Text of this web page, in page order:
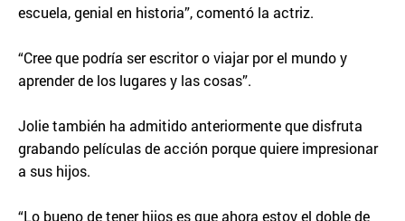
escuela, genial en historia”, comentó la actriz.
“Cree que podría ser escritor o viajar por el mundo y
aprender de los lugares y las cosas”.
Jolie también ha admitido anteriormente que disfruta
grabando películas de acción porque quiere impresionar
a sus hijos.
“Lo bueno de tener hijos es que ahora estoy el doble de